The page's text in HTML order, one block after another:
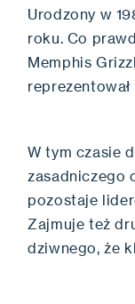
Urodzony w
roku. Co
Memphis
W tym czasie
zasadniczego
pozostaje
Zajmuje też
dziwnego, że